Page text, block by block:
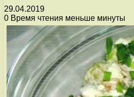
29.04.2019
0 Время чтения меньше минуты